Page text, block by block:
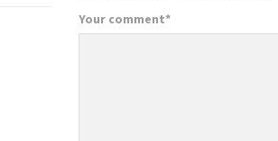
Your comment*